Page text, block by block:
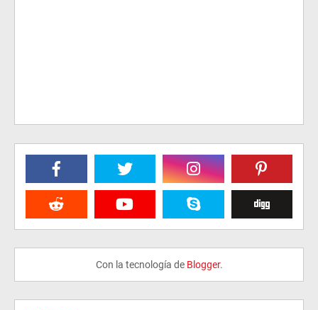
Con la tecnología de Blogger.